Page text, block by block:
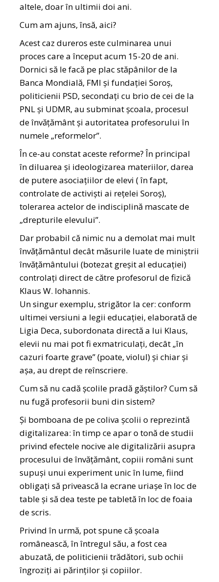
altele, doar în ultimii doi ani.
Cum am ajuns, însă, aici?
Acest caz dureros este culminarea unui
proces care a început acum 15-20 de ani.
Dornici să le facă pe plac stăpânilor de la
Banca Mondială, FMI și fundației Soroș,
politicienii PSD, secondați cu brio de cei de la
PNL și UDMR, au subminat școala, procesul
de învățământ și autoritatea profesorului în
numele „reformelor”.
În ce-au constat aceste reforme? În principal
în diluarea și ideologizarea materiilor, darea
de putere asociațiilor de elevi ( în fapt,
controlate de activiști ai rețelei Soroș),
tolerarea actelor de indisciplină mascate de
„drepturile elevului”.
Dar probabil că nimic nu a demolat mai mult
învățământul decât măsurile luate de miniștrii
învățământului (botezat greșit al educației)
controlați direct de către profesorul de fizică
Klaus W. Iohannis.
Un singur exemplu, strigător la cer: conform
ultimei versiuni a legii educației, elaborată de
Ligia Deca, subordonata directă a lui Klaus,
elevii nu mai pot fi exmatriculați, decât „în
cazuri foarte grave” (poate, violul) și chiar și
așa, au drept de reînscriere.
Cum să nu cadă școlile pradă găștilor? Cum să
nu fugă profesorii buni din sistem?
Și bomboana de pe coliva școlii o reprezintă
digitalizarea: în timp ce apar o tonă de studii
privind efectele nocive ale digitalizării asupra
procesului de învățământ, copiii români sunt
supuși unui experiment unic în lume, fiind
obligați să privească la ecrane uriașe în loc de
table și să dea teste pe tabletă în loc de foaia
de scris.
Privind în urmă, pot spune că școala
românească, în întregul său, a fost cea
abuzată, de politicienii trădători, sub ochii
îngroziți ai părinților și copiilor.